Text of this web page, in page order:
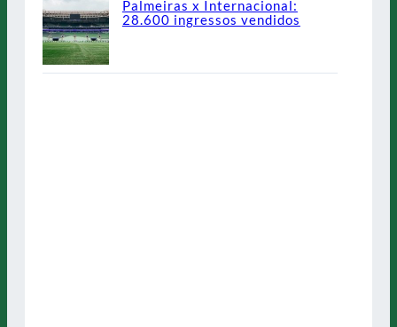
Palmeiras x Internacional:
28.600 ingressos vendidos